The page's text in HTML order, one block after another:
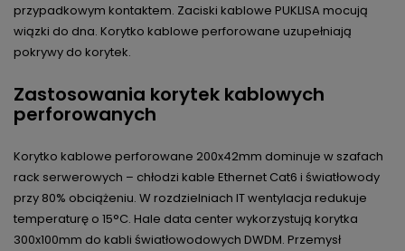
przypadkowym kontaktem. Zaciski kablowe PUKLISA mocują
wiązki do dna. Korytko kablowe perforowane uzupełniają
pokrywy do korytek.
Zastosowania korytek kablowych
perforowanych
Korytko kablowe perforowane 200x42mm dominuje w szafach
rack serwerowych – chłodzi kable Ethernet Cat6 i światłowody
przy 80% obciążeniu. W rozdzielniach IT wentylacja redukuje
temperaturę o 15°C. Hale data center wykorzystują korytka
300x100mm do kabli światłowodowych DWDM. Przemysł